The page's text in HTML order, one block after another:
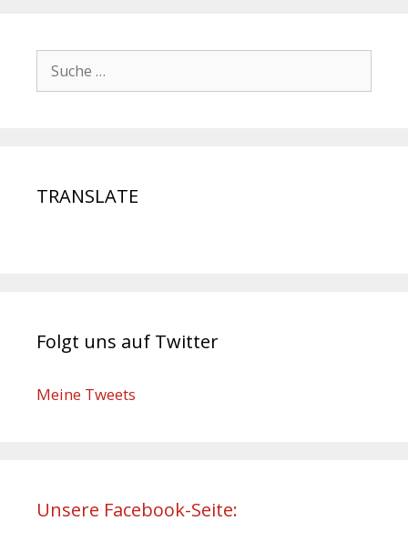
TRANSLATE
Folgt uns auf Twitter
Meine Tweets
Unsere Facebook-Seite: